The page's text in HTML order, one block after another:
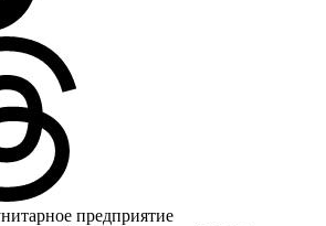
предприятие